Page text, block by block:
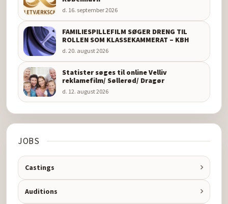
d. 16. september 2026
FAMILIESPILLEFILM SØGER DRENG TIL
ROLLEN SOM KLASSEKAMMERAT – KBH
d. 20. august 2026
Statister søges til online Velliv
reklamefilm/ Søllerød/ Dragør
d. 12. august 2026
JOBS
Castings
Auditions